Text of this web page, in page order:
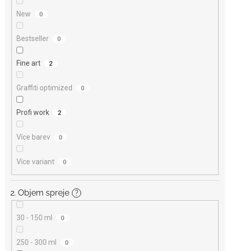
New 0
Bestseller 0
Fine art 2
Graffiti optimized 0
Profi work 2
Více barev 0
Více variant 0
2. Objem spreje ?
30 - 150 ml 0
250 - 300 ml 0